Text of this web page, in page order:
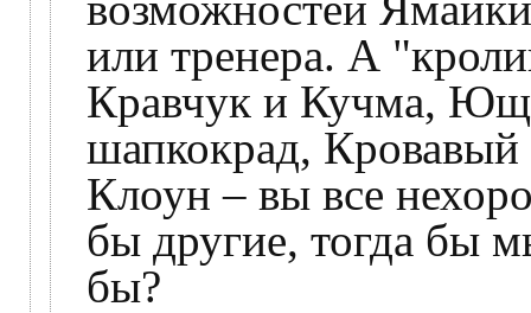
или тренера. А
Кравчук и Кучма,
шапкокрад,
Клоун – вы все
бы другие, тогда бы
бы?